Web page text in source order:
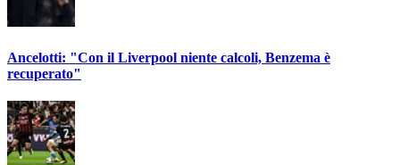
Ancelotti: "Con il Liverpool niente calcoli, Benzema è
recuperato"